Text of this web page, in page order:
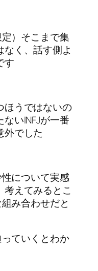
）そこまで集
く、話す側よ
す
ほうではないの
いINFJが一番
外でした
について実感
えてみるとこ
み合わせだと
ていくとわか